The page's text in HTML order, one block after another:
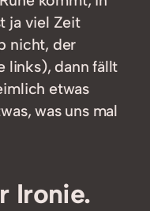
ja viel Zeit
nicht, der
links), dann fällt
etwas
was uns mal
Ironie.